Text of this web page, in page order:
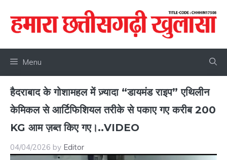
content
Menu
हैदराबाद के गोशामहल में ज़्यादा “डायमंड राइप” एथिलीन
केमिकल से आर्टिफिशियल तरीके से पकाए गए करीब 200
KG आम ज़ब्त किए गए।..VIDEO
04/04/2026 by Editor